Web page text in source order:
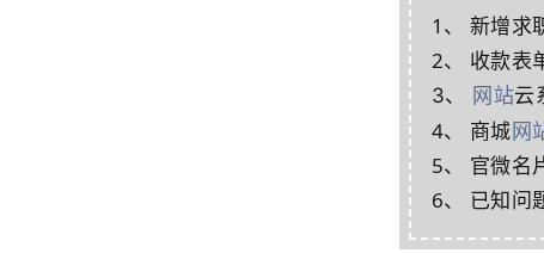
1、 新增求
2、 收款表
3、 网站云
4、 商城网
5、 官微名
6、 已知问